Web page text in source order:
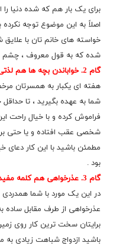
برای یک بار هم که شده دنیا
اصلاً به این موضوع توجه
خواسته های خانم تان با علایق
شده که به قول معروف ، چشم
گام 2. خواباندن بچه ها هم لذتی دارد ، امتحان کنید
هفته ای یکبار به همسرتان
شما به عهده بگیرید ، تا
فراموش کرده و با خیال راحت
شخصی عقب افتاده و یا حتی
مطمئن باشید با این کار
بود .
گام 3. عذرخواهی هم کلمه مفیدی است !
در این یک مورد با شما
عذرخواهی از طرف مقابل ساده
برایتان سخت ترین کار روی
باشید ازدواج شباهت زیادی به